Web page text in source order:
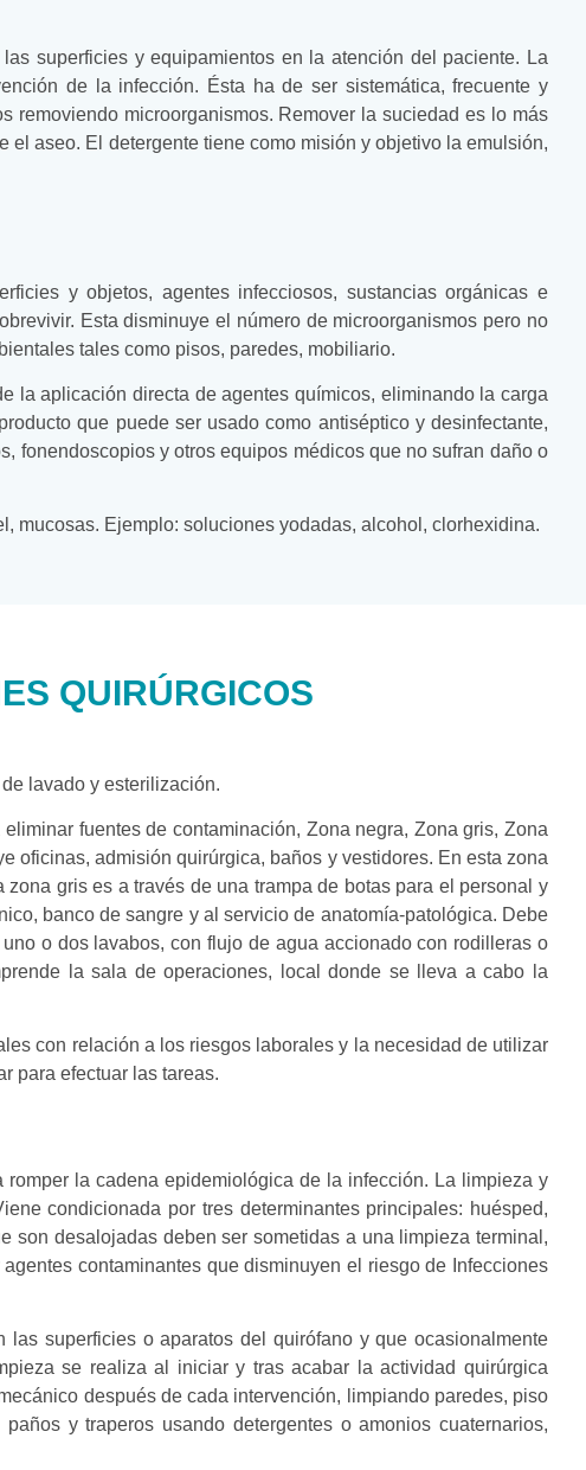
superficies y equipamientos en la atención del paciente. La
de la infección. Ésta ha de ser sistemática, frecuente y
removiendo microorganismos. Remover la suciedad es lo más
aseo. El detergente tiene como misión y objetivo la emulsión,
y objetos, agentes infecciosos, sustancias orgánicas e
Esta disminuye el número de microorganismos pero no
tales como pisos, paredes, mobiliario.
la aplicación directa de agentes químicos, eliminando la carga
que puede ser usado como antiséptico y desinfectante,
fonendoscopios y otros equipos médicos que no sufran daño o
mucosas. Ejemplo: soluciones yodadas, alcohol, clorhexidina.
QUIRÚRGICOS
lavado y esterilización.
fuentes de contaminación, Zona negra, Zona gris, Zona
admisión quirúrgica, baños y vestidores. En esta zona
gris es a través de una trampa de botas para el personal y
banco de sangre y al servicio de anatomía-patológica. Debe
o dos lavabos, con flujo de agua accionado con rodilleras o
la sala de operaciones, local donde se lleva a cabo la
con relación a los riesgos laborales y la necesidad de utilizar
para efectuar las tareas.
la cadena epidemiológica de la infección. La limpieza y
condicionada por tres determinantes principales: huésped,
son desalojadas deben ser sometidas a una limpieza terminal,
contaminantes que disminuyen el riesgo de Infecciones
superficies o aparatos del quirófano y que ocasionalmente
se realiza al iniciar y tras acabar la actividad quirúrgica
después de cada intervención, limpiando paredes, piso
y traperos usando detergentes o amonios cuaternarios,